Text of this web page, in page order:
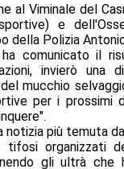
al Viminale del
e
della Polizia
comunicato il
invierò una
mucchio
per i prossimi
notizia più temuta
organizzati
gli ultrà che